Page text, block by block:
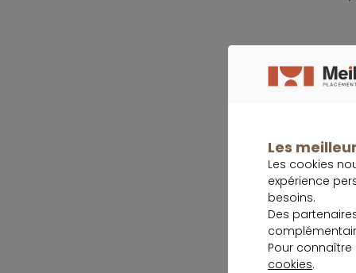
Les
Les cookies
expérience
besoins.
Des
Pour
cookies.